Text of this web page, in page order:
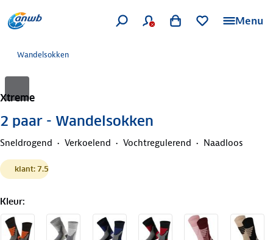
Menu
Wandelsokken
Xtreme
2 paar - Wandelsokken
Sneldrogend Verkoelend Vochtregulerend Naadloos
klant: 7.5
Kleur: